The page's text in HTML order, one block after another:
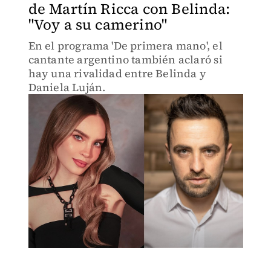
de Martín Ricca con Belinda:
"Voy a su camerino"
En el programa 'De primera mano', el
cantante argentino también aclaró si
hay una rivalidad entre Belinda y
Daniela Luján.